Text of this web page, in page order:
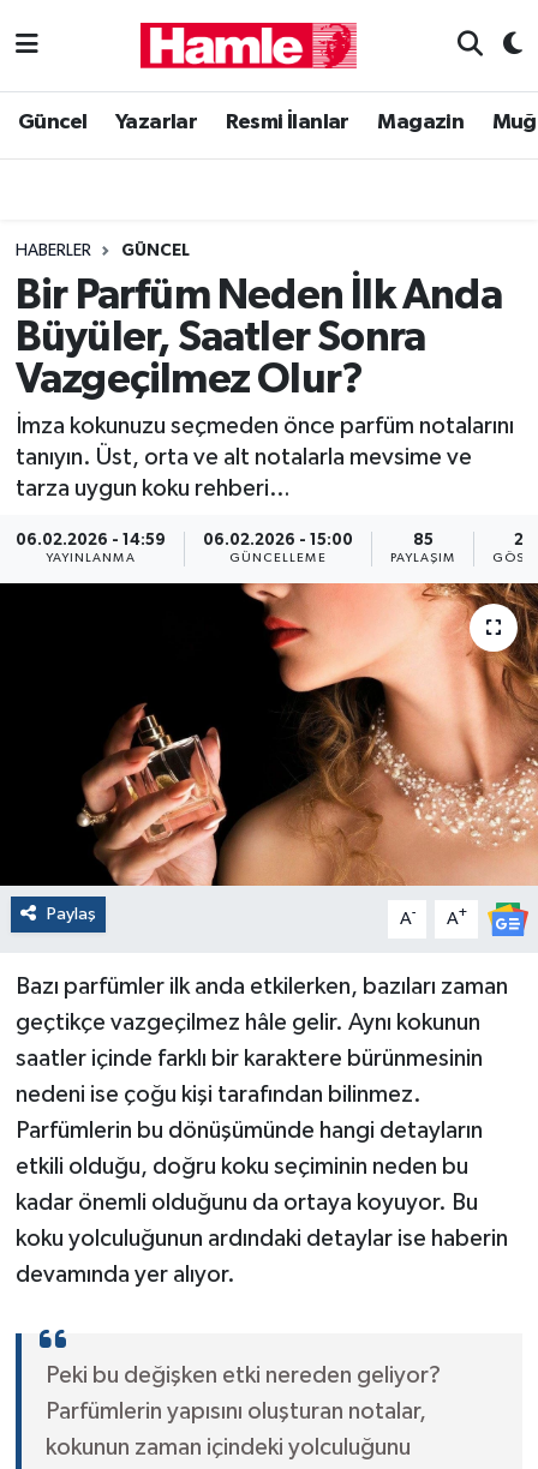
Güncel Yazarlar Resmi İlanlar Magazin
HABERLER GÜNCEL
Bir Parfüm Neden İlk Anda
Büyüler, Saatler Sonra
Vazgeçilmez Olur?
İmza kokunuzu seçmeden önce parfüm notalarını
tanıyın. Üst, orta ve alt notalarla mevsime ve
tarza uygun koku rehberi…
06.02.2026 - 14:59
YAYINLANMA
06.02.2026 - 15:00
GÜNCELLEME
85
PAYLAŞIM
Paylaş A- A+
Bazı parfümler ilk anda etkilerken, bazıları zaman
geçtikçe vazgeçilmez hâle gelir. Aynı kokunun
saatler içinde farklı bir karaktere bürünmesinin
nedeni ise çoğu kişi tarafından bilinmez.
Parfümlerin bu dönüşümünde hangi detayların
etkili olduğu, doğru koku seçiminin neden bu
kadar önemli olduğunu da ortaya koyuyor. Bu
koku yolculuğunun ardındaki detaylar ise haberin
devamında yer alıyor.
Peki bu değişken etki nereden geliyor?
Parfümlerin yapısını oluşturan notalar,
kokunun zaman içindeki yolculuğunu
Güncel
Magazin
Muğla Haber
Siyaset
Muğla Nöbetçi Eczaneler
Muğla Trafik Yoğunluk Haritası
Süper Lig Puan Durumu ve Fikstür
Tüm Manşetler
Son Dakika Haberleri